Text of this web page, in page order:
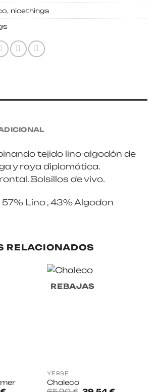
, nicethings
tejido lino-algodón de
y raya diplomática.
Bolsillos de vivo.
Lino , 43% Algodon
RELACIONADOS
REBAJAS
YERSE
Chaleco